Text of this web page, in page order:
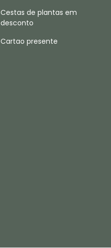
Cestas de plantas em
desconto
Cartao presente